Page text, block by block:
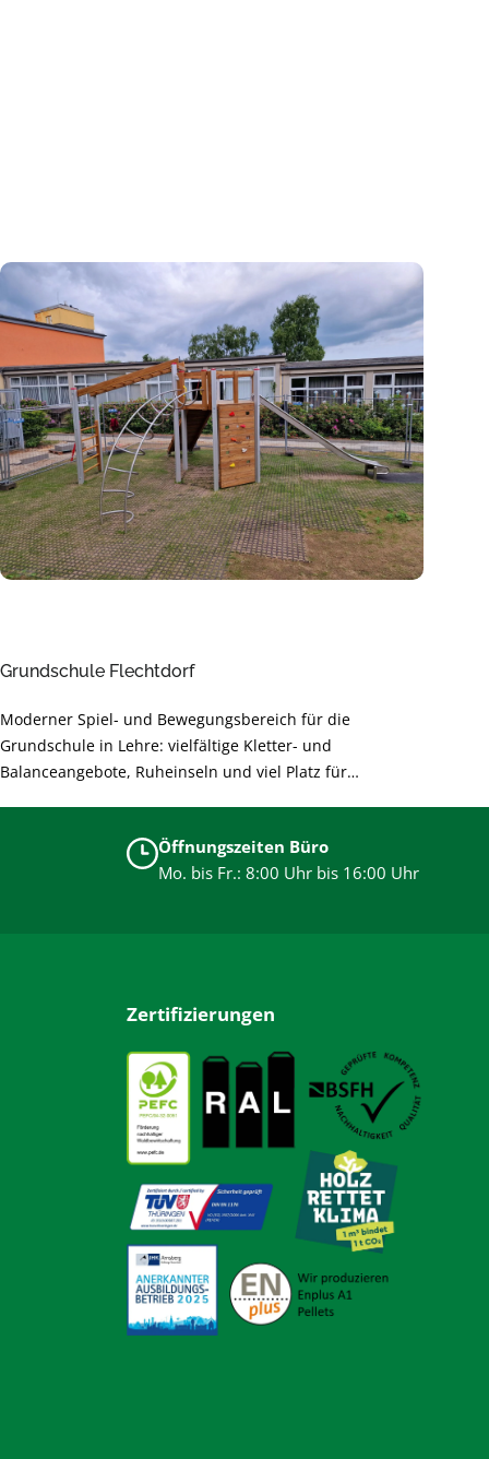
Grundschule Flechtdorf
Moderner Spiel- und Bewegungsbereich für die
Grundschule in Lehre: vielfältige Kletter- und
Balanceangebote, Ruheinseln und viel Platz für
unterstützen die Entwicklung der Kinder und sorgen für
unbeschwertes Spielen.
Öffnungszeiten Büro
Mo. bis Fr.: 8:00 Uhr bis 16:00 Uhr
Zertifizierungen